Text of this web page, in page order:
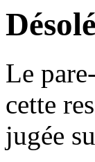
Le
cette
jugée